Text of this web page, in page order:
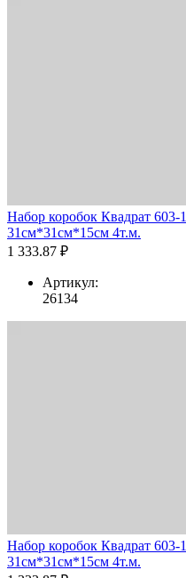
Набор коробок Квадрат
31см*31см*15см 4т.м.
1 333.87 ₽
Артикул:
26134
Набор коробок Квадрат
31см*31см*15см 4т.м.